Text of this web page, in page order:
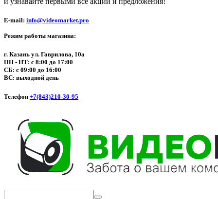
E-mail: info@videomarket.pro
Режим работы магазина:
г. Казань ул. Гаврилова, 10а
ПН - ПТ: с 8:00 до 17:00
СБ: с 09:00 до 16:00
ВС: выходной день
Телефон +7(843)210-30-95